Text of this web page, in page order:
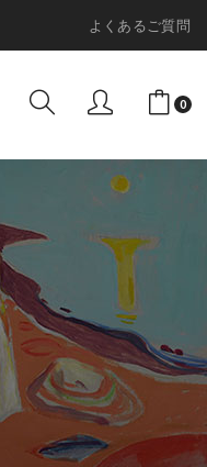
よくあるご質問
0